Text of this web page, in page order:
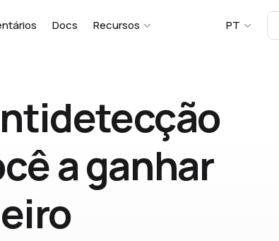
Docs Recursos PT
a ganhar